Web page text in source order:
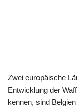
Zwei europäische
Entwicklung der
kennen, sind